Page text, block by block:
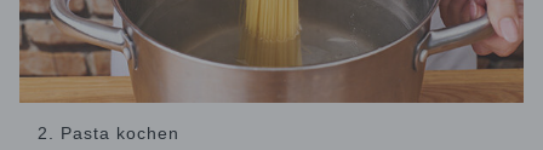
2. Pasta kochen